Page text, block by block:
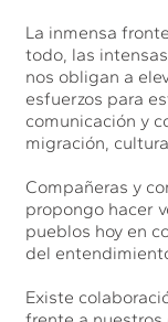
La inmensa
todo, las
nos obligan a
esfuerzos para
comunicación y
migración,
Compañeras y
propongo hacer
pueblos hoy en
del
Existe